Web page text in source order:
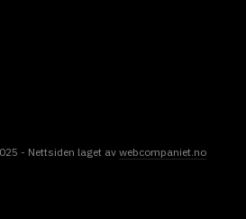
- Nettsiden laget av webcompaniet.no